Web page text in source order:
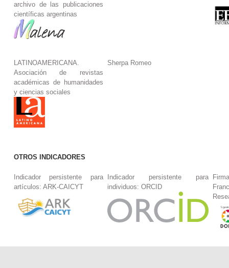
archivo de las publicaciones
científicas argentinas
LATINOAMERICANA.
Asociación de revistas
académicas de humanidades
y ciencias sociales
Sherpa Romeo
OTROS INDICADORES
Indicador persistente para
artículos: ARK-CAICYT
Indicador persistente para
individuos: ORCID